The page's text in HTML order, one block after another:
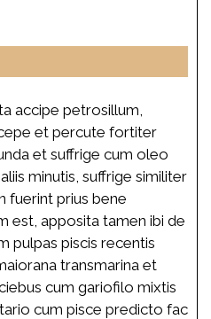
accipe petrosillum,
et percute fortiter
et suffrige cum oleo
minutis, suffrige similiter
fuerint prius bene
est, apposita tamen ibi de
pulpas piscis recentis
transmarina et
cum gariofilo mixtis
cum pisce predicto fac